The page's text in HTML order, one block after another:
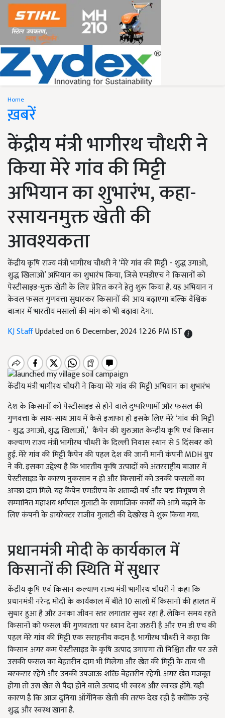
Home
ख़बरें
केंद्रीय मंत्री भागीरथ चौधरी ने
किया मेरे गांव की मिट्टी
अभियान का शुभारंभ, कहा-
रसायनमुक्त खेती की
आवश्यकता
केंद्रीय कृषि राज्य मंत्री भागीरथ चौधरी ने ‘मेरे गांव की मिट्टी - शुद्ध उगाओ,
शुद्ध खिलाओ’ अभियान का शुभारंभ किया, जिसे एमडीएच ने किसानों को
पेस्टीसाइड-मुक्त खेती के लिए प्रेरित करने हेतु शुरू किया है. यह अभियान न
केवल फसल गुणवत्ता सुधारकर किसानों की आय बढ़ाएगा बल्कि वैश्विक
बाजार में भारतीय मसालों की मांग को भी बढ़ावा देगा.
KJ StaffUpdated on 6 December, 2024 12:26 PM IST
केंद्रीय मंत्री भागीरथ चौधरी ने किया मेरे गांव की मिट्टी अभियान का शुभारंभ
देश के किसानों को पेस्टीसाइड से होने वाले दुष्परिणामों और फसल की
गुणवत्ता के साथ-साथ आय में कैसे इजाफा हो इसके लिए मेरे ‘गांव की मिट्टी
- शुद्ध उगाओ, शुद्ध खिलाओं,’ कैंपेन की शुरुआत केन्द्रीय कृषि एवं किसान
कल्याण राज्य मंत्री भागीरथ चौधरी के दिल्ली निवास स्थान से 5 दिंसबर को
हुई. मेरे गांव की मिट्टी कैंपेन की पहल देश की जानी मानी कंपनी MDH ग्रुप
ने की. इसका उद्देश्य है कि भारतीय कृषि उत्पादों को अंतरराष्ट्रीय बाजार में
पेस्टीसाइड के कारण नुकसान न हो और किसानों को उनकी फसलों का
अच्छा दाम मिले. यह कैंपेन एमडीएच के शताब्दी वर्ष और पद्म विभूषण से
सम्मानित महाशय धर्मपाल गुलाटी के सामाजिक कार्यों को आगे बढ़ाने के
लिए कंपनी के डायरेक्टर राजीव गुलाटी की देखरेख में शुरू किया गया.
प्रधानमंत्री मोदी के कार्यकाल में
किसानों की स्थिति में सुधार
केंद्रीय कृषि एवं किसान कल्याण राज्य मंत्री भागीरथ चौधरी ने कहा कि
प्रधानमंत्री नरेन्द्र मोदी के कार्यकाल में बीते 10 सालों में किसानों की हालत में
सुधार हुआ है और उनका जीवन स्तर लगातार सुधर रहा है. लेकिन समय रहते
किसानों को फसल की गुणवतता पर ध्यान देना जरुरी है और एम डी एच की
पहल मेरे गांव की मिट्टी एक सराहनीय कदम है. भागीरथ चौधरी ने कहा कि
किसान अगर कम पेस्टीसाइड के कृषि उत्पाद उगाएगा तो निश्चित तौर पर उसे
उसकी फसल का बेहतरीन दाम भी मिलेगा और खेत की मिट्टी के तत्व भी
बरकरार रहेंगे और उनकी उपजाऊ शक्ति बेहतरीन रहेगी. अगर खेत मजबूत
होगा तो उस खेत से पैदा होने वाले उत्पाद भी स्वस्थ और स्वच्छ होंगे. यही
कारण है कि आज दुनिया ऑर्गेनिक खेती की तरफ देख रही हैं क्योंकि उन्हें
शुद्ध और स्वस्थ खाना है.